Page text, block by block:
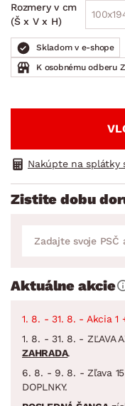
Rozmery v cm
(Š x V x H)
Skladom v e-shope
K osobnému odberu
Nakúpte na splátky
Zistite dobu
Aktuálne akcie
1. 8. - 31. 8. - Akcia 1
1. 8. - 31. 8. - ZĽAVA
ZAHRADA.
6. 8. - 9. 8. - Zľava
DOPLNKY.